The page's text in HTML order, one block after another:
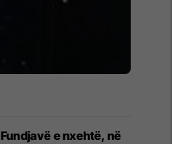
Fundjavë e nxehtë, në